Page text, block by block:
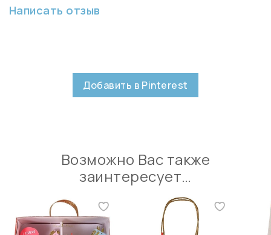
Написать отзыв
Добавить в Pinterest
Возможно Вас также
заинтересует…